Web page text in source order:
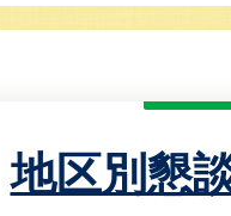
地区別懇